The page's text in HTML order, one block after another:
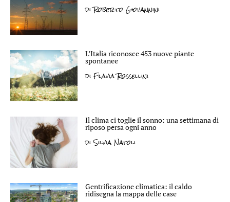
diRoberto Giovannini
L’Italia riconosce 453 nuove piante
spontanee
di Flavia Rossellini
Il clima ci toglie il sonno: una settimana di
riposo persa ogni anno
diSilvia Natoli
Gentrificazione climatica: il caldo
ridisegna la mappa delle case